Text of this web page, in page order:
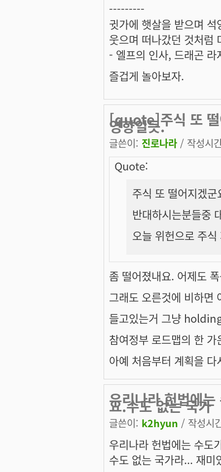
---------
귓가에 햇살을 받으며
웃으며 떠나갔던 것처럼
- 엘프의 인사, 드래곤 라
즐겁게 놀아보자.
[quote]주식 또 떨
영향일듯.
글쓴이: 진로나라 / 작성시
Quote:
주식 또 떨어지겠
반대하시는분들중
오늘 위헌으로 주
좀 떨어졌내요. 어제도
그래도 오른것에 비하면
들고있는거 그냥
참여정부 로드맵의 한
아예 처음부터 계획을
우리나라 헌법에
요.수도 없는 국가
글쓴이: k2hyun / 작성시
우리나라 헌법에는 수도
수도 없는 국가라... 재